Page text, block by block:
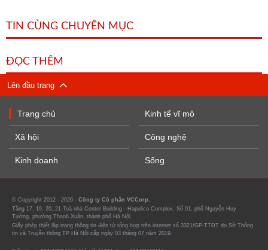
TIN CÙNG CHUYÊN MỤC
ĐỌC THÊM
Lên đầu trang
Trang chủ
Xã hội
Kinh doanh
Kinh tế vĩ mô
Công nghệ
Sống
© Copyright 2012 - 2026 - Công ty Cổ phần VCCorp.
Tầng 17, 19, 20, 21 Toà nhà Center Building - Hapulico Complex, Số 01, phố Nguyễn Huy
Tưởng, phường Thanh Xuân, thành phố Hà Nội
Giấy phép thiết lập trang thông tin điện tử tổng hợp trên internet số 3321/GP-TTĐT do Sở Thông
tin và Truyền thông TP Hà Nội cấp ngày 03 tháng 07 năm 2019.